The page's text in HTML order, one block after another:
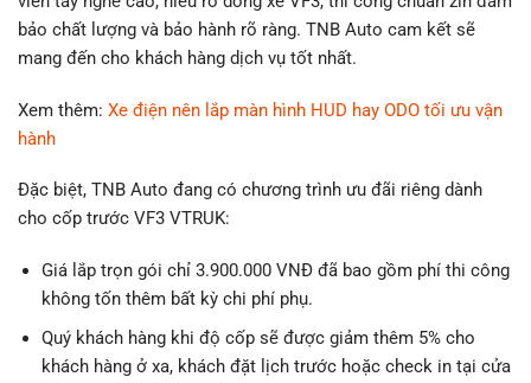
bảo chất lượng và bảo hành rõ ràng. TNB Auto cam kết sẽ
mang đến cho khách hàng dịch vụ tốt nhất.
Xem thêm: Xe điện nên lắp màn hình HUD hay ODO tối ưu vận
hành
Đặc biệt, TNB Auto đang có chương trình ưu đãi riêng dành
cho cốp trước VF3 VTRUK:
Giá lắp trọn gói chỉ 3.900.000 VNĐ đã bao gồm phí thi công
không tốn thêm bất kỳ chi phí phụ.
Quý khách hàng khi độ cốp sẽ được giảm thêm 5% cho
khách hàng ở xa, khách đặt lịch trước hoặc check in tại cửa